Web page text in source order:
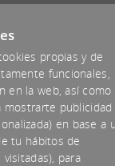
propias y de
funcionales,
en la web, así como
mostrarte publicidad
en base a
tu hábitos de
visitadas), para